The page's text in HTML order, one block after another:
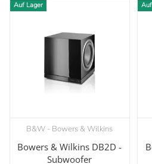
Auf Lager
B&W - Bowers & Wilkins
Bowers & Wilkins DB2D -
Subwoofer